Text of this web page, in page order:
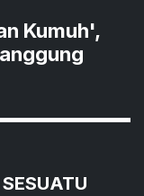
Kumuh',